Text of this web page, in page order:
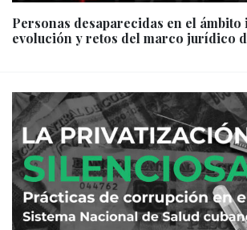
Personas desaparecidas en el
evolución y retos del marco jurídico